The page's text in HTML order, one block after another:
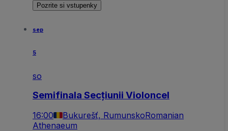
Pozrite si vstupenky
sep
5
so
Semifinala Secțiunii Violoncel
16:00 Bukurešť, RumunskoRomanian
Athenaeum